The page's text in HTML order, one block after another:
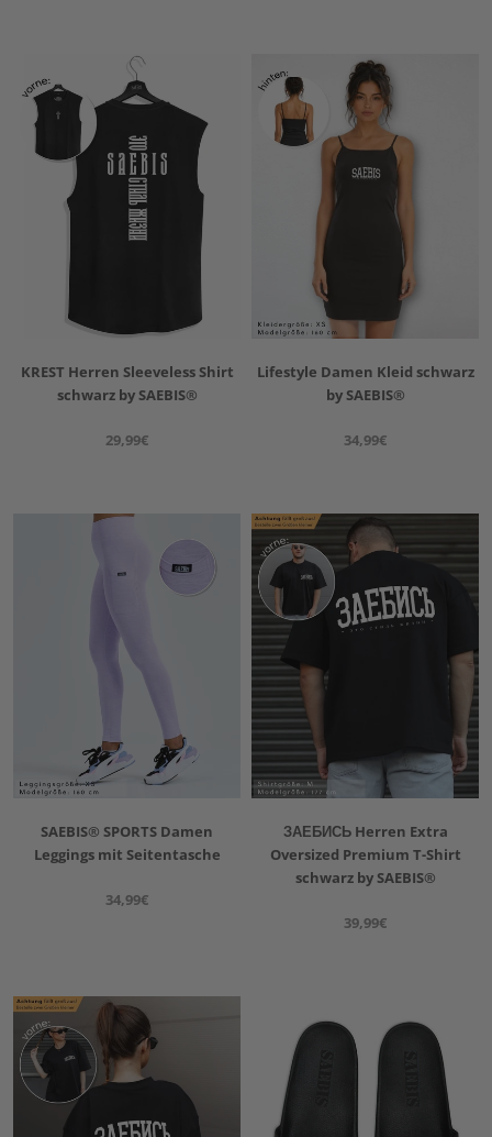
KREST Herren Sleeveless Shirt
schwarz by SAEBIS®
29,99€
Lifestyle Damen Kleid schwarz
by SAEBIS®
34,99€
SAEBIS® SPORTS Damen
Leggings mit Seitentasche
34,99€
ЗАЕБИСЬ Herren Extra
Oversized Premium T-Shirt
schwarz by SAEBIS®
39,99€